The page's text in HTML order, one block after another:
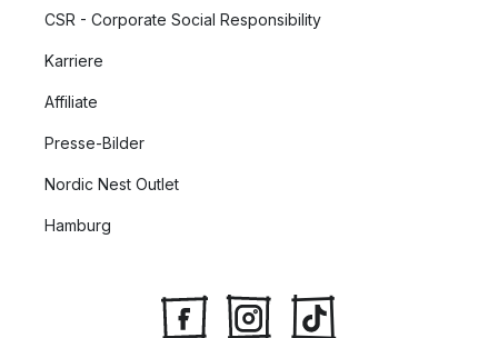
CSR - Corporate Social Responsibility
Karriere
Affiliate
Presse-Bilder
Nordic Nest Outlet
Hamburg